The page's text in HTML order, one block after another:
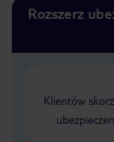
Rozszerz
Klientów